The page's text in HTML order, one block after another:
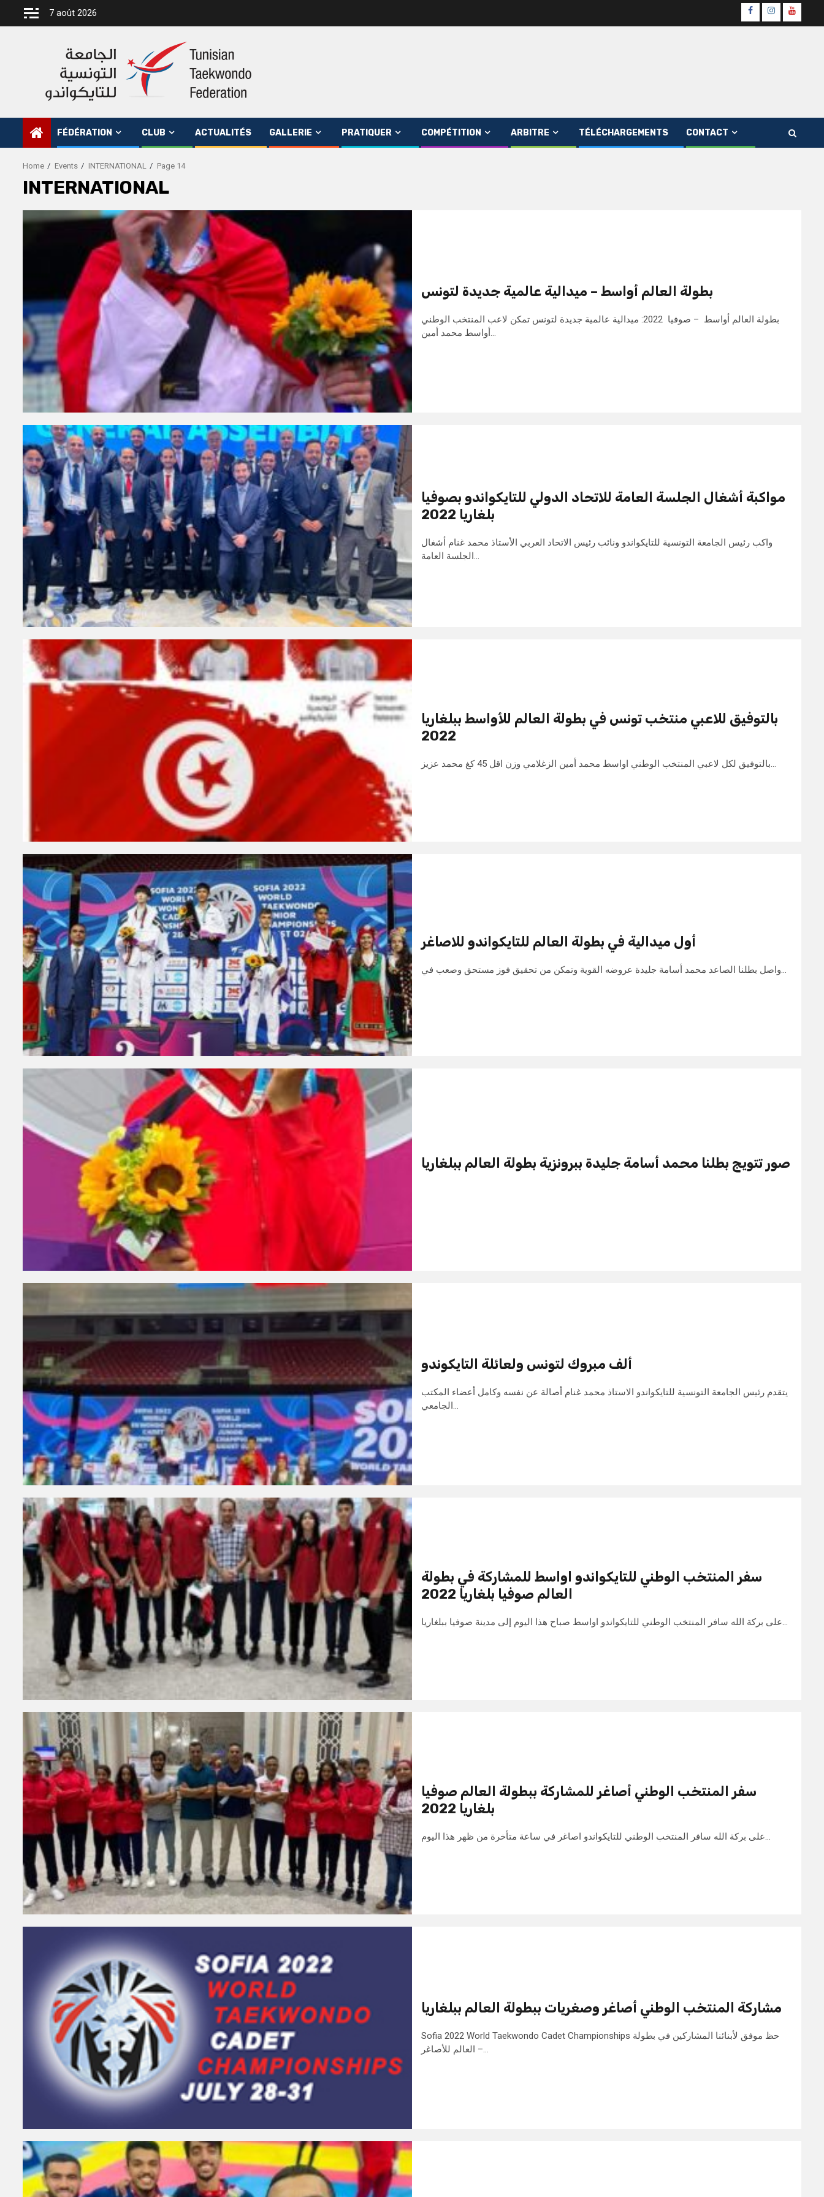
7 août 2026
Page
Officielle
Instagram
youtube
Channel
FÉDÉRATION CLUB ACTUALITÉS GALLERIE PRATIQUER COMPÉTITION ARBITRE TÉLÉCHARGEMENTS CONTACT
Home Events INTERNATIONAL Page 14
INTERNATIONAL
بطولة العالم أواسط – ميدالية عالمية جديدة لتونس
بطولة العالم أواسط – صوفيا 2022: ميدالية عالمية جديدة لتونس تمكن لاعب المنتخب الوطني
أواسط محمد أمين…
مواكبة أشغال الجلسة العامة للاتحاد الدولي للتايكواندو بصوفيا
بلغاريا 2022
واكب رئيس الجامعة التونسية للتايكواندو ونائب رئيس الاتحاد العربي الأستاذ محمد غنام أشغال
الجلسة العامة…
بالتوفيق للاعبي منتخب تونس في بطولة العالم للأواسط ببلغاريا
2022
بالتوفيق لكل لاعبي المنتخب الوطني اواسط محمد أمين الزغلامي وزن اقل 45 كغ محمد عزيز…
أول ميدالية في بطولة العالم للتايكواندو للاصاغر
واصل بطلنا الصاعد محمد أسامة جليدة عروضه القوية وتمكن من تحقيق فوز مستحق وصعب في…
صور تتويج بطلنا محمد أسامة جليدة ببرونزية بطولة العالم ببلغاريا
ألف مبروك لتونس ولعائلة التايكوندو
يتقدم رئيس الجامعة التونسية للتايكواندو الاستاذ محمد غنام أصالة عن نفسه وكامل أعضاء المكتب
الجامعي…
سفر المنتخب الوطني للتايكواندو اواسط للمشاركة في بطولة
العالم صوفيا بلغاريا 2022
على بركة الله سافر المنتخب الوطني للتايكواندو اواسط صباح هذا اليوم إلى مدينة صوفيا ببلغاريا…
سفر المنتخب الوطني أصاغر للمشاركة ببطولة العالم صوفيا
بلغاريا 2022
على بركة الله سافر المنتخب الوطني للتايكواندو اصاغر في ساعة متأخرة من ظهر هذا اليوم…
مشاركة المنتخب الوطني أصاغر وصغريات ببطولة العالم ببلغاريا
Sofia 2022 World Taekwondo Cadet Championships حظ موفق لأبنائنا المشاركين في بطولة
العالم للأصاغر –…